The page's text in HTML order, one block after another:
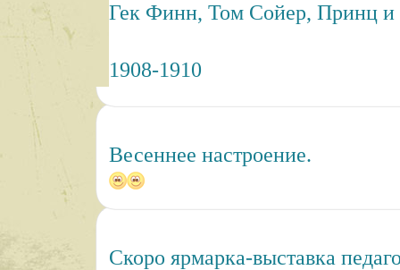
Гек Финн, Том Сойер, Принц
1908-1910
Весеннее настроение.
Скоро ярмарка-выставка